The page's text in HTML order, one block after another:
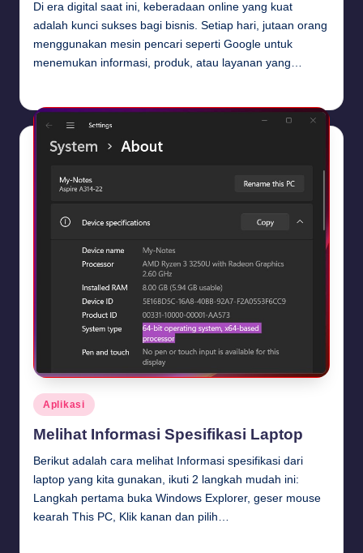
Di era digital saat ini, keberadaan online yang kuat
adalah kunci sukses bagi bisnis. Setiap hari, jutaan orang
menggunakan mesin pencari seperti Google untuk
menemukan informasi, produk, atau layanan yang…
Posted
in
Aplikasi
Melihat Informasi Spesifikasi Laptop
Berikut adalah cara melihat Informasi spesifikasi dari
laptop yang kita gunakan, ikuti 2 langkah mudah ini:
Langkah pertama buka Windows Explorer, geser mouse
kearah This PC, Klik kanan dan pilih…